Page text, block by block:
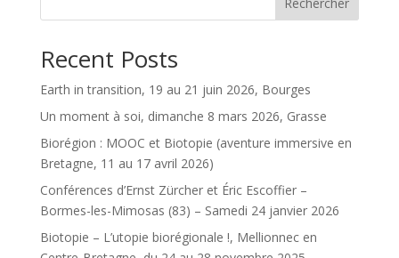
Recent Posts
Earth in transition, 19 au 21 juin 2026, Bourges
Un moment à soi, dimanche 8 mars 2026, Grasse
Biorégion : MOOC et Biotopie (aventure immersive en
Bretagne, 11 au 17 avril 2026)
Conférences d’Ernst Zürcher et Éric Escoffier –
Bormes-les-Mimosas (83) – Samedi 24 janvier 2026
Biotopie – L’utopie biorégionale !, Mellionnec en